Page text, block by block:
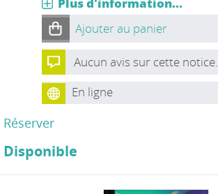
Plus d'information...
Ajouter au panier
Aucun avis sur cette notice.
En ligne
Réserver
Disponible